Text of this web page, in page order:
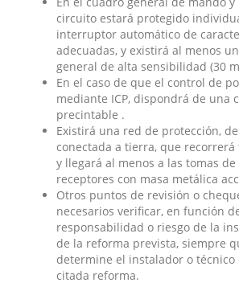
circuito estará protegido
interruptor automático de
adecuadas, y existirá al menos
general de alta sensibilidad (30
En el caso de que el control de
mediante ICP, dispondrá de una
precintable .
Existirá una red de protección,
conectada a tierra, que
y llegará al menos a las tomas
receptores con masa metálica
Otros puntos de revisión o
necesarios verificar, en función
responsabilidad o riesgo de la
de la reforma prevista, siempre
determine el instalador o técnico
citada reforma.